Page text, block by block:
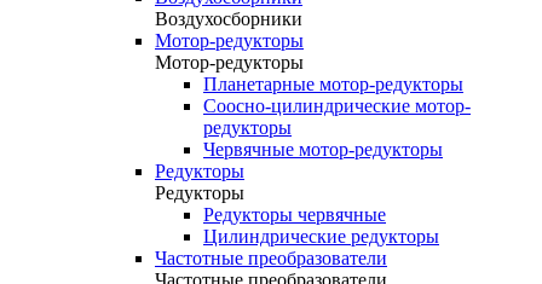
Воздухосборники
Мотор-редукторы
Мотор-редукторы
Планетарные мотор-редукторы
Соосно-цилиндрические мотор-
редукторы
Червячные мотор-редукторы
Редукторы
Редукторы
Редукторы червячные
Цилиндрические редукторы
Частотные преобразователи
Частотные преобразователи